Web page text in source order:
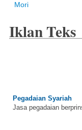
Mori
Iklan Teks